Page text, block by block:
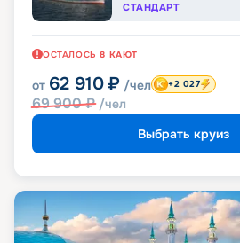
СТАНДАРТ
ОСТАЛОСЬ 8 КАЮТ
от 62 910 ₽ /чел
69 900₽ /чел
+2 027
Выбрать круиз